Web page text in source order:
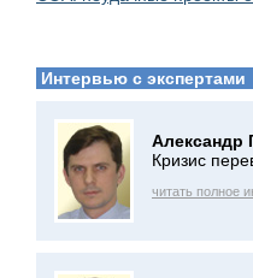
Интервью с экспертами
Александр
Кризис
читать полное